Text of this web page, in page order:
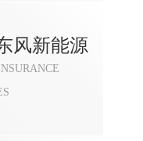
风新能源